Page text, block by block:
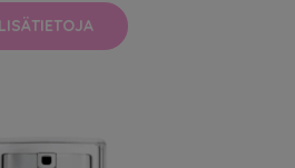
LISÄTIETOJA